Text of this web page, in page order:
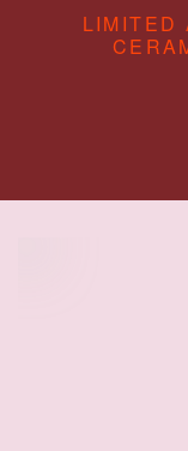
LIMITED